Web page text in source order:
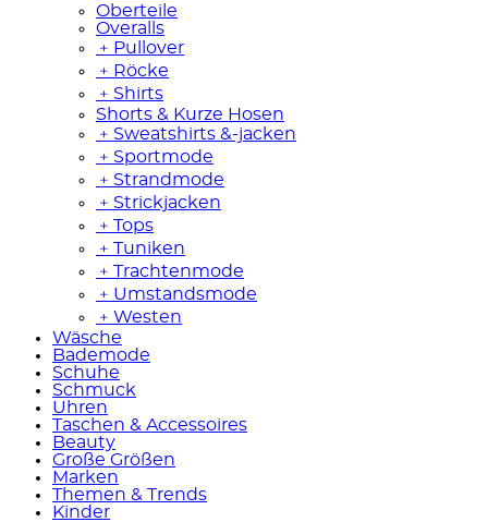
Oberteile
Overalls
﹢ Pullover
﹢ Röcke
﹢ Shirts
Shorts & Kurze Hosen
﹢ Sweatshirts &-jacken
﹢ Sportmode
﹢ Strandmode
﹢ Strickjacken
﹢ Tops
﹢ Tuniken
﹢ Trachtenmode
﹢ Umstandsmode
﹢ Westen
Wäsche
Bademode
Schuhe
Schmuck
Uhren
Taschen & Accessoires
Beauty
Große Größen
Marken
Themen & Trends
Kinder